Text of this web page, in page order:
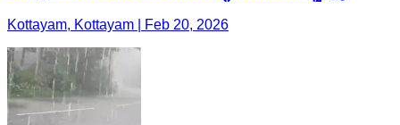
Kottayam, Kottayam | Feb 20, 2026